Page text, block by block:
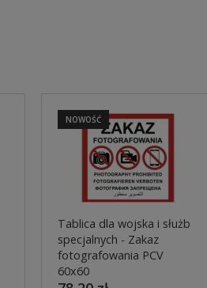
Tablica dla wojska i służb
specjalnych - Zakaz
fotografowania PCV
60x60
NOWOŚĆ